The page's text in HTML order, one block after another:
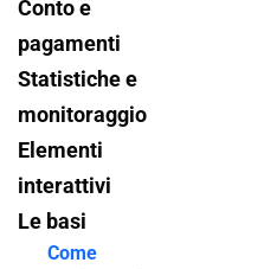
Conto e
pagamenti
Statistiche e
monitoraggio
Elementi
interattivi
Le basi
Come